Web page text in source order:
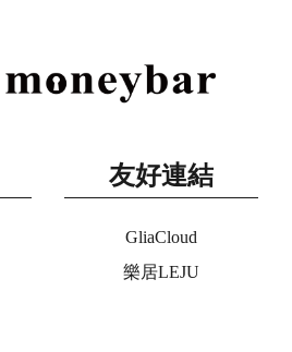
友好連結
GliaCloud
樂居LEJU